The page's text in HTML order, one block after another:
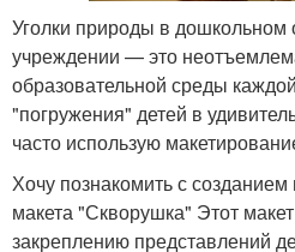
Уголки природы в дошкольном
учреждении — это
образовательной среды
"погружения" детей в
часто использую
Хочу познакомить с
макета "Скворушка" Этот
закреплению представлений